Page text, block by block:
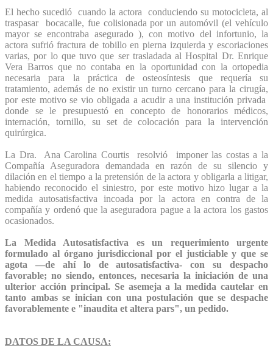
El hecho sucedió cuando la actora conduciendo su motocicleta, al
traspasar bocacalle, fue colisionada por un automóvil (el vehículo
mayor se encontraba asegurado ), con motivo del infortunio, la
actora sufrió fractura de tobillo en pierna izquierda y escoriaciones
varias, por lo que tuvo que ser trasladada al Hospital Dr. Enrique
Vera Barros que no contaba en la oportunidad con la ortopedia
necesaria para la práctica de osteosíntesis que requería su
tratamiento, además de no existir un turno cercano para la cirugía,
por este motivo se vio obligada a acudir a una institución privada
donde se le presupuestó en concepto de honorarios médicos,
internación, tornillo, su set de colocación para la intervención
quirúrgica.
La Dra. Ana Carolina Courtis resolvió imponer las costas a la
Compañía Aseguradora demandada en razón de su silencio y
dilación en el tiempo a la pretensión de la actora y obligarla a litigar,
habiendo reconocido el siniestro, por este motivo hizo lugar a la
medida autosatisfactiva incoada por la actora en contra de la
compañía y ordenó que la aseguradora pague a la actora los gastos
ocasionados.
La Medida Autosatisfactiva es un requerimiento urgente
formulado al órgano jurisdiccional por el justiciable y que se
agota —de ahí lo de autosatisfactiva- con su despacho
favorable; no siendo, entonces, necesaria la iniciación de una
ulterior acción principal. Se asemeja a la medida cautelar en
tanto ambas se inician con una postulación que se despache
favorablemente e "inaudita et altera pars", un pedido.
DATOS DE LA CAUSA: